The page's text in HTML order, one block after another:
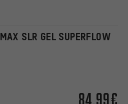
SLR GEL SUPERFLOW
84,99€